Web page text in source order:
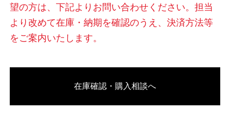
オーク/ホワイト/products/shelving-
system-s-85-2-a?variant=4658462680701622715000
望の方は、下記よりお問い合わせください。担当
より改めて在庫・納期を確認のうえ、決済方法等
をご案内いたします。
在庫確認・購入相談へ